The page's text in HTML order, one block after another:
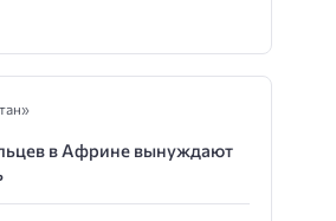
в Африне вынуждают